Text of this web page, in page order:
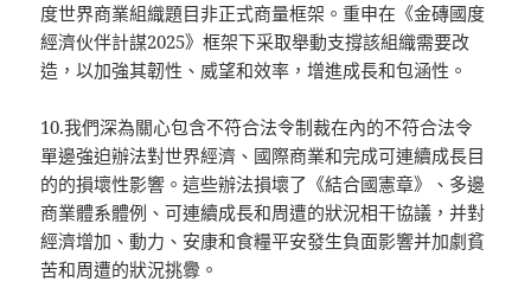
度世界商業組織題目非正式商量框架。重申在《金磚國度
經濟伙伴計謀2025》框架下采取舉動支撐該組織需要改
造，以加強其韌性、威望和效率，增進成長和包涵性。
10.我們深為關心包含不符合法令制裁在內的不符合法令
單邊強迫辦法對世界經濟、國際商業和完成可連續成長目
的的損壞性影響。這些辦法損壞了《結合國憲章》、多邊
商業體系體例、可連續成長和周遭的狀況相干協議，并對
經濟增加、動力、安康和食糧平安發生負面影響并加劇貧
苦和周遭的狀況挑釁。